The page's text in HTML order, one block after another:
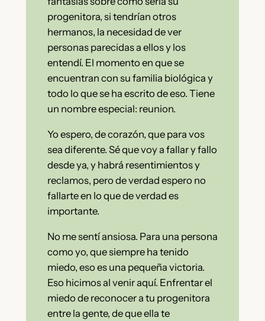
progenitora, si tendrían otros
hermanos, la necesidad de ver
personas parecidas a ellos y los
entendí. El momento en que se
encuentran con su familia biológica y
todo lo que se ha escrito de eso. Tiene
un nombre especial: reunion.
Yo espero, de corazón, que para vos
sea diferente. Sé que voy a fallar y fallo
desde ya, y habrá resentimientos y
reclamos, pero de verdad espero no
fallarte en lo que de verdad es
importante.
No me sentí ansiosa. Para una persona
como yo, que siempre ha tenido
miedo, eso es una pequeña victoria.
Eso hicimos al venir aquí. Enfrentar el
miedo de reconocer a tu progenitora
entre la gente, de que ella te